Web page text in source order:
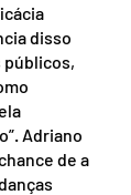
disso
públicos,
Adriano
de a